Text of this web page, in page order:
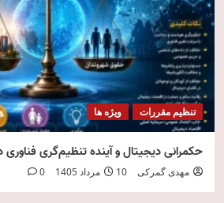
تنظیم مقررات ویژه ها
حکمرانی دیجیتال و آینده تنظیم‌گری
مهدی گمرکی 10 مرداد 1405 0